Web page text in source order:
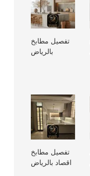
تفصيل مطابخ
بالرياض
تفصيل مطابخ
اقصاد بالرياض